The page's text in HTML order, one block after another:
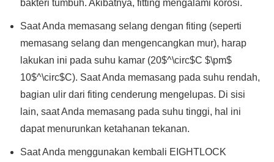
bakteri tumbuh. Akibatnya, fitting mengalami korosi.
Saat Anda memasang selang dengan fiting (seperti
memasang selang dan mengencangkan mur), harap
lakukan ini pada suhu kamar (20$^\circ$C $\pm$
10$^\circ$C). Saat Anda memasang pada suhu rendah,
bagian ulir dari fiting cenderung mengelupas. Di sisi
lain, saat Anda memasang pada suhu tinggi, hal ini
dapat menurunkan ketahanan tekanan.
Saat Anda menggunakan kembali EIGHTLOCK